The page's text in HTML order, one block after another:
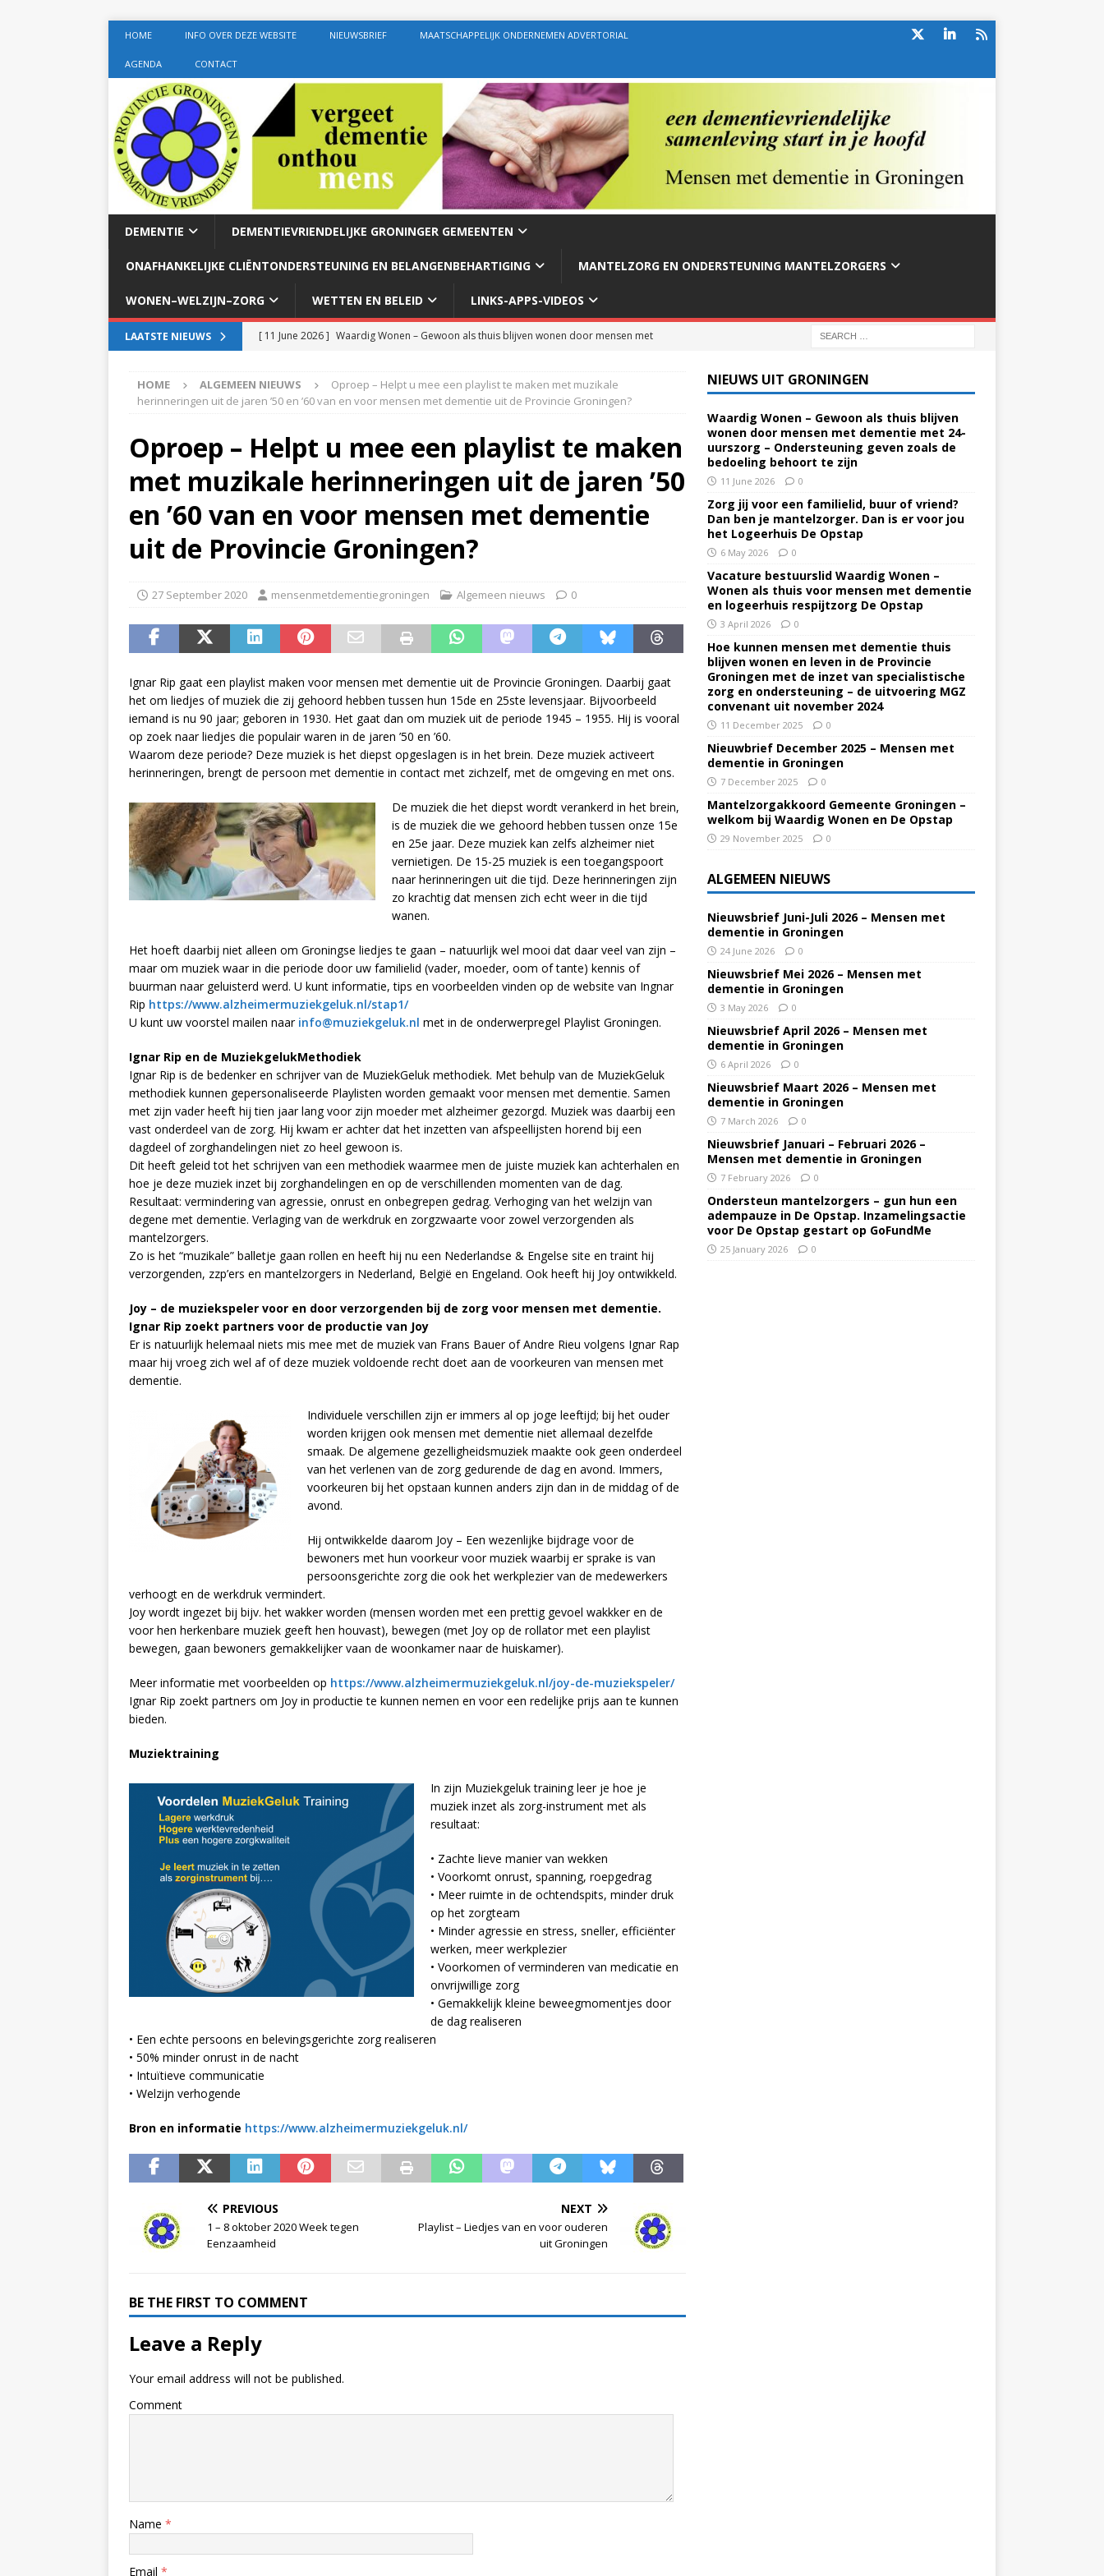
HOME INFO OVER DEZE WEBSITE NIEUWSBRIEF MAATSCHAPPELIJK ONDERNEMEN ADVERTORIAL
AGENDA CONTACT
DEMENTIE DEMENTIEVRIENDELIJKE GRONINGER GEMEENTEN
ONAFHANKELIJKE CLIËNTONDERSTEUNING EN BELANGENBEHARTIGING MANTELZORG EN ONDERSTEUNING MANTELZORGERS
WONEN–WELZIJN–ZORG WETTEN EN BELEID LINKS-APPS-VIDEOS
LAATSTE NIEUWS [ 11 June 2026 ] Waardig Wonen – Gewoon als thuis blijven wonen door mensen met
APPINGEDAM
is er voor jou het Logeerhuis De Opstap
GRONINGEN
[ 3 May 2026 ] Nieuwsbrief Mei 2026 – Mensen met dementie in Groningen
ALGEMEEN
ALGEMEEN NIEUWS
[ 24 June 2026 ]
Nieuwsbrief Juni-Juli 2026 – Mensen met dementie in Groningen
HOME ALGEMEEN NIEUWS
Oproep – Helpt u mee een playlist te maken met muzikale
herinneringen uit de jaren ’50 en ’60 van en voor mensen met dementie uit de Provincie Groningen?
Oproep – Helpt u mee een playlist te maken
met muzikale herinneringen uit de jaren ’50
en ’60 van en voor mensen met dementie
uit de Provincie Groningen?
27 September 2020 mensenmetdementiegroningen Algemeen nieuws 0
Ignar Rip gaat een playlist maken voor mensen met dementie uit de Provincie Groningen. Daarbij gaat
het om liedjes of muziek die zij gehoord hebben tussen hun 15de en 25ste levensjaar. Bijvoorbeeld
iemand is nu 90 jaar; geboren in 1930. Het gaat dan om muziek uit de periode 1945 – 1955. Hij is vooral
op zoek naar liedjes die populair waren in de jaren ’50 en ’60.
Waarom deze periode? Deze muziek is het diepst opgeslagen is in het brein. Deze muziek activeert
herinneringen, brengt de persoon met dementie in contact met zichzelf, met de omgeving en met ons.
De muziek die het diepst wordt verankerd in het brein,
is de muziek die we gehoord hebben tussen onze 15e
en 25e jaar. Deze muziek kan zelfs alzheimer niet
vernietigen. De 15-25 muziek is een toegangspoort
naar herinneringen uit die tijd. Deze herinneringen zijn
zo krachtig dat mensen zich echt weer in die tijd
wanen.
Het hoeft daarbij niet alleen om Groningse liedjes te gaan – natuurlijk wel mooi dat daar veel van zijn –
maar om muziek waar in die periode door uw familielid (vader, moeder, oom of tante) kennis of
buurman naar geluisterd werd. U kunt informatie, tips en voorbeelden vinden op de website van Ingnar
Rip https://www.alzheimermuziekgeluk.nl/stap1/
U kunt uw voorstel mailen naar info@muziekgeluk.nl met in de onderwerpregel Playlist Groningen.
Ignar Rip en de MuziekgelukMethodiek
Ignar Rip is de bedenker en schrijver van de MuziekGeluk methodiek. Met behulp van de MuziekGeluk
methodiek kunnen gepersonaliseerde Playlisten worden gemaakt voor mensen met dementie. Samen
met zijn vader heeft hij tien jaar lang voor zijn moeder met alzheimer gezorgd. Muziek was daarbij een
vast onderdeel van de zorg. Hij kwam er achter dat het inzetten van afspeellijsten horend bij een
dagdeel of zorghandelingen niet zo heel gewoon is.
Dit heeft geleid tot het schrijven van een methodiek waarmee men de juiste muziek kan achterhalen en
hoe je deze muziek inzet bij zorghandelingen en op de verschillenden momenten van de dag.
Resultaat: vermindering van agressie, onrust en onbegrepen gedrag. Verhoging van het welzijn van
degene met dementie. Verlaging van de werkdruk en zorgzwaarte voor zowel verzorgenden als
mantelzorgers.
Zo is het “muzikale” balletje gaan rollen en heeft hij nu een Nederlandse & Engelse site en traint hij
verzorgenden, zzp’ers en mantelzorgers in Nederland, België en Engeland. Ook heeft hij Joy ontwikkeld.
Joy – de muziekspeler voor en door verzorgenden bij de zorg voor mensen met dementie.
Ignar Rip zoekt partners voor de productie van Joy
Er is natuurlijk helemaal niets mis mee met de muziek van Frans Bauer of Andre Rieu volgens Ignar Rap
maar hij vroeg zich wel af of deze muziek voldoende recht doet aan de voorkeuren van mensen met
dementie.
Individuele verschillen zijn er immers al op joge leeftijd; bij het ouder
worden krijgen ook mensen met dementie niet allemaal dezelfde
smaak. De algemene gezelligheidsmuziek maakte ook geen onderdeel
van het verlenen van de zorg gedurende de dag en avond. Immers,
voorkeuren bij het opstaan kunnen anders zijn dan in de middag of de
avond.
Hij ontwikkelde daarom Joy – Een wezenlijke bijdrage voor de
bewoners met hun voorkeur voor muziek waarbij er sprake is van
persoonsgerichte zorg die ook het werkplezier van de medewerkers
verhoogt en de werkdruk vermindert.
Joy wordt ingezet bij bijv. het wakker worden (mensen worden met een prettig gevoel wakkker en de
voor hen herkenbare muziek geeft hen houvast), bewegen (met Joy op de rollator met een playlist
bewegen, gaan bewoners gemakkelijker vaan de woonkamer naar de huiskamer).
Meer informatie met voorbeelden op https://www.alzheimermuziekgeluk.nl/joy-de-muziekspeler/
Ignar Rip zoekt partners om Joy in productie te kunnen nemen en voor een redelijke prijs aan te kunnen
bieden.
Muziektraining
In zijn Muziekgeluk training leer je hoe je
muziek inzet als zorg-instrument met als
resultaat:
• Zachte lieve manier van wekken
• Voorkomt onrust, spanning, roepgedrag
• Meer ruimte in de ochtendspits, minder druk
op het zorgteam
• Minder agressie en stress, sneller, efficiënter
werken, meer werkplezier
• Voorkomen of verminderen van medicatie en
onvrijwillige zorg
• Gemakkelijk kleine beweegmomentjes door
de dag realiseren
• Een echte persoons en belevingsgerichte zorg realiseren
• 50% minder onrust in de nacht
• Intuïtieve communicatie
• Welzijn verhogende
Bron en informatie https://www.alzheimermuziekgeluk.nl/
PREVIOUS
1 – 8 oktober 2020 Week tegen
Eenzaamheid
NEXT
Playlist – Liedjes van en voor ouderen
uit Groningen
BE THE FIRST TO COMMENT
Leave a Reply
Your email address will not be published.
Comment
Name *
Email *
NIEUWS UIT GRONINGEN
Waardig Wonen – Gewoon als thuis blijven
wonen door mensen met dementie met 24-
uurszorg – Ondersteuning geven zoals de
bedoeling behoort te zijn
11 June 2026 0
Zorg jij voor een familielid, buur of vriend?
Dan ben je mantelzorger. Dan is er voor jou
het Logeerhuis De Opstap
6 May 2026 0
Vacature bestuurslid Waardig Wonen –
Wonen als thuis voor mensen met dementie
en logeerhuis respijtzorg De Opstap
3 April 2026 0
Hoe kunnen mensen met dementie thuis
blijven wonen en leven in de Provincie
Groningen met de inzet van specialistische
zorg en ondersteuning – de uitvoering MGZ
convenant uit november 2024
11 December 2025 0
Nieuwbrief December 2025 – Mensen met
dementie in Groningen
7 December 2025 0
Mantelzorgakkoord Gemeente Groningen –
welkom bij Waardig Wonen en De Opstap
29 November 2025 0
ALGEMEEN NIEUWS
Nieuwsbrief Juni-Juli 2026 – Mensen met
dementie in Groningen
24 June 2026 0
Nieuwsbrief Mei 2026 – Mensen met
dementie in Groningen
3 May 2026 0
Nieuwsbrief April 2026 – Mensen met
dementie in Groningen
6 April 2026 0
Nieuwsbrief Maart 2026 – Mensen met
dementie in Groningen
7 March 2026 0
Nieuwsbrief Januari – Februari 2026 –
Mensen met dementie in Groningen
7 February 2026 0
Ondersteun mantelzorgers – gun hun een
adempauze in De Opstap. Inzamelingsactie
voor De Opstap gestart op GoFundMe
25 January 2026 0